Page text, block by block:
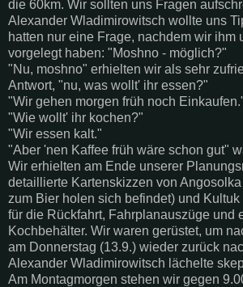
die 60km. Wir sollten uns Fragen
Alexander Wladimirowitsch wollte uns
hatten nur eine Frage, nachdem wir ihm
vorgelegt haben: "Moshno - möglich?"
"Nu, moshno" erhielten wir als sehr
Antwort, "nu, was wollt' ihr essen?"
"Wir gehen morgen früh noch
"Wie wollt' ihr kochen?"
"Wir essen kalt."
"Aber 'nen Kaffee früh wäre schon gut"
Wir erhielten am Ende unserer
detaillierte Kartenskizzen von
zum Bier holen sich befindet) und
für die Rückfahrt, Fahrplanauszüge und
Kochbehälter. Wir waren gerüstet, um
am Donnerstag (13.9.) wieder zurück
Alexander Wladimirowitsch lächelte
Am Montagmorgen stehen wir gegen